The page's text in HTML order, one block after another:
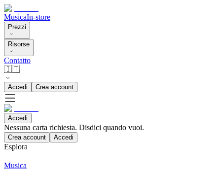
MusicaIn-store
Prezzi
Risorse
Contatto
🇮🇹
Accedi Crea account
Accedi
Nessuna carta richiesta. Disdici quando vuoi.
Crea account Accedi
Esplora
Musica